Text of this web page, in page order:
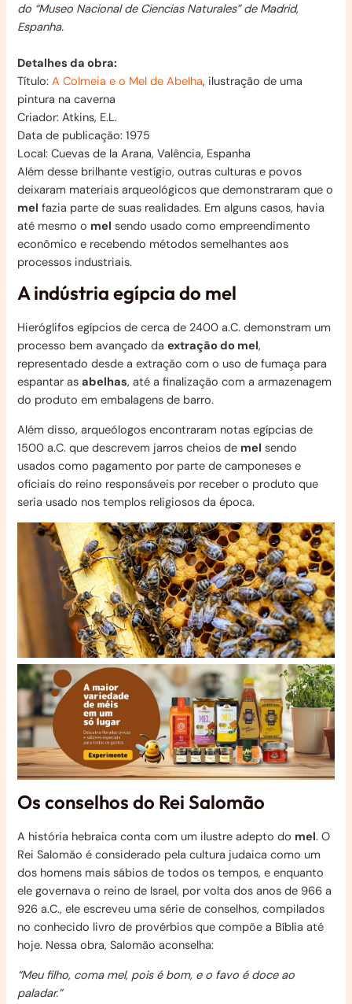
do “Museo Nacional de Ciencias Naturales” de Madrid,
Espanha.
Detalhes da obra:
Título:A Colmeia e o Mel de Abelha, ilustração de uma
pintura na caverna
Criador: Atkins, E.L.
Data de publicação: 1975
Local: Cuevas de la Arana, Valência, Espanha
Além desse brilhante vestígio, outras culturas e povos
deixaram materiais arqueológicos que demonstraram que o
mel fazia parte de suas realidades. Em alguns casos, havia
até mesmo o mel sendo usado como empreendimento
econômico e recebendo métodos semelhantes aos
processos industriais.
A indústria egípcia do mel
Hieróglifos egípcios de cerca de 2400 a.C. demonstram um
processo bem avançado daextração do mel,
representado desde a extração com o uso de fumaça para
espantar asabelhas, até a finalização com a armazenagem
do produto em embalagens de barro.
Além disso, arqueólogos encontraram notas egípcias de
1500 a.C. que descrevem jarros cheios de mel sendo
usados como pagamento por parte de camponeses e
oficiais do reino responsáveis por receber o produto que
seria usado nos templos religiosos da época.
Os conselhos do Rei Salomão
A história hebraica conta com um ilustre adepto do mel. O
Rei Salomão é considerado pela cultura judaica como um
dos homens mais sábios de todos os tempos, e enquanto
ele governava o reino de Israel, por volta dos anos de 966 a
926 a.C., ele escreveu uma série de conselhos, compilados
no conhecido livro de provérbios que compõe a Bíblia até
hoje. Nessa obra, Salomão aconselha:
“Meu filho, coma mel, pois é bom, e o favo é doce ao
paladar.”